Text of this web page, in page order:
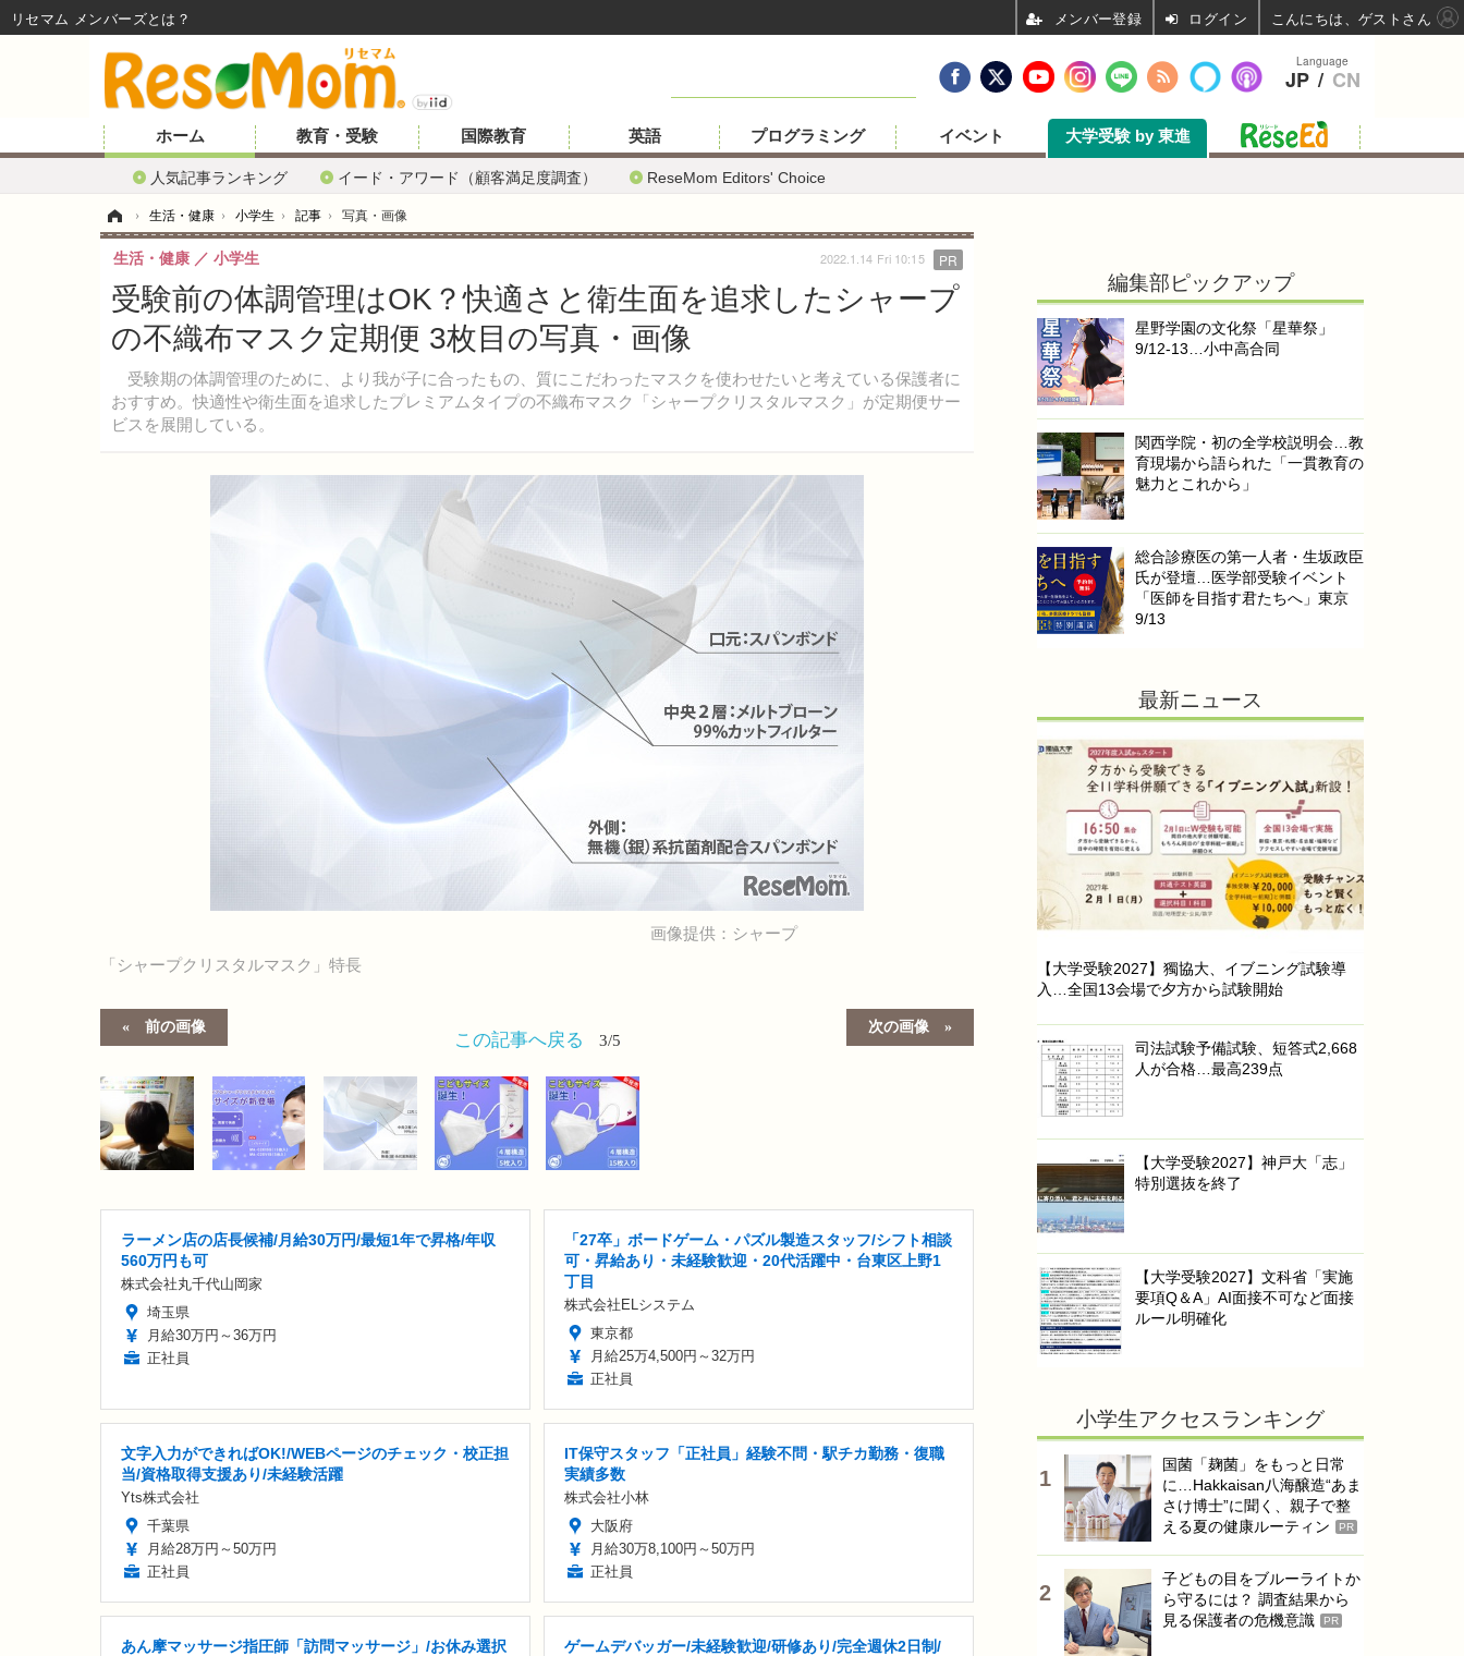
ホーム
人気記事ランキング イード・アワード（顧客満足度調査） ReseMom Editors' Choice
教育・受験 国際教育 英語 プログラミング イベント 大学受験 by 東進
› 生活・健康 › 小学生 › 記事 › 写真・画像
受験前の体調管理はOK？快適さと衛生面を追求したシャープ
の不織布マスク定期便 3枚目の写真・画像
受験期の体調管理のために、より我が子に合ったもの、質にこだわったマスクを使わせたいと考えている保護者に
おすすめ。快適性や衛生面を追求したプレミアムタイプの不織布マスク「シャープクリスタルマスク」が定期便サー
ビスを展開している。
生活・健康 小学生 2022.1.14 Fri 10:15 PR
画像提供：シャープ
「シャープクリスタルマスク」特長
前の画像 次の画像
この記事へ戻る 3/5
ラーメン店の店長候補/月給30万円/最短1年で昇格/年収
560万円も可
株式会社丸千代山岡家
埼玉県
月給30万円～36万円
正社員
「27卒」ボードゲーム・パズル製造スタッフ/シフト相談
可・昇給あり・未経験歓迎・20代活躍中・台東区上野1
丁目
株式会社ELシステム
東京都
月給25万4,500円～32万円
正社員
文字入力ができればOK!/WEBページのチェック・校正担
当/資格取得支援あり/未経験活躍
Yts株式会社
千葉県
月給28万円～50万円
正社員
IT保守スタッフ「正社員」経験不問・駅チカ勤務・復職
実績多数
株式会社小林
大阪府
月給30万8,100円～50万円
正社員
あん摩マッサージ指圧師「訪問マッサージ」/お休み選択
ゲームデバッガー/未経験歓迎/研修あり/完全週休2日制/
編集部ピックアップ
星野学園の文化祭「星華祭」
9/12-13…小中高合同
関西学院・初の全学校説明会…教
育現場から語られた「一貫教育の
魅力とこれから」
総合診療医の第一人者・生坂政臣
氏が登壇…医学部受験イベント
「医師を目指す君たちへ」東京
9/13
最新ニュース
【大学受験2027】獨協大、イブニング試験導
入…全国13会場で夕方から試験開始
司法試験予備試験、短答式2,668
人が合格…最高239点
【大学受験2027】神戸大「志」
特別選抜を終了
【大学受験2027】文科省「実施
要項Q＆A」AI面接不可など面接
ルール明確化
小学生アクセスランキング
国菌「麹菌」をもっと日常
に…Hakkaisan八海醸造“あま
さけ博士”に聞く、親子で整
える夏の健康ルーティン
PR
子どもの目をブルーライトか
ら守るには？ 調査結果から
見る保護者の危機意識
PR
Language
JP / CN
リセマム メンバーズ ログイン こんにちは、ゲストさん